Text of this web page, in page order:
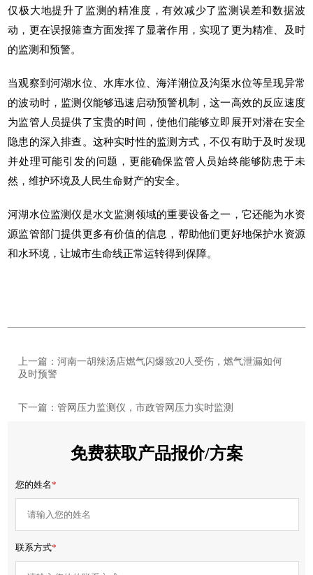
仅极大地提升了监测的精准度，有效减少了监测误差和数据波
动，更在误报筛查方面发挥了显著作用，实现了更为精准、及时
的监测和预警。
当观察到河湖水位、水库水位、海洋潮位及沟渠水位等呈现异常
的波动时，监测仪能够迅速启动预警机制，这一高效的反应速度
为监管人员提供了宝贵的时间，使他们能够立即展开对潜在安全
隐患的深入排查。这种实时性的监测方式，不仅有助于及时发现
并处理可能引发的问题，更能确保监管人员始终能够防患于未
然，维护环境及人民生命财产的安全。
河湖水位监测仪是水文监测领域的重要设备之一，它还能为水资
源监管部门提供更多有价值的信息，帮助他们更好地保护水资源
和水环境，让城市生命线正常运转得到保障。
上一篇：河南一胡辣汤店燃气闪爆致20人受伤，燃气泄漏如何
及时预警
下一篇：管网压力监测仪，市政管网压力实时监测
免费获取产品报价/方案
您的姓名*
联系方式*